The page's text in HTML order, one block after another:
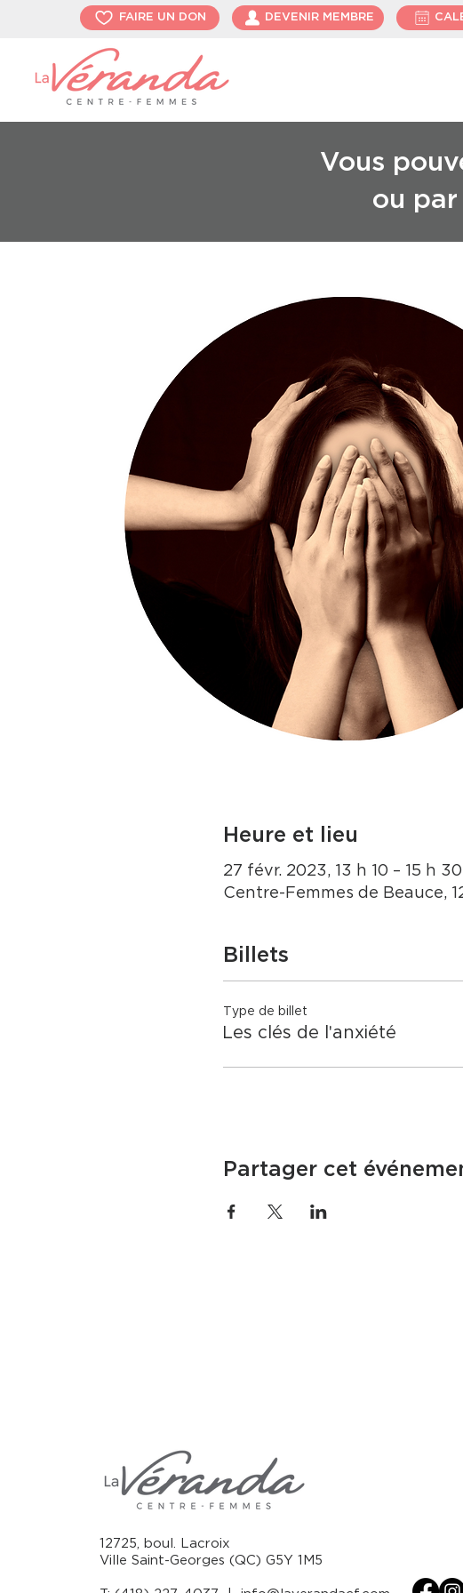
FAIRE UN DON DEVENIR MEMBRE
Vous
ou par
Heure et lieu
27 févr. 2023, 13 h 10 – 15 h 30
Centre-Femmes de Beauce,
Billets
Type de billet
Les clés de l'anxiété
Partager cet
12725, boul. Lacroix
Ville Saint-Georges (QC) G5Y 1M5